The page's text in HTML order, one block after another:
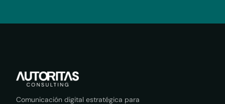
Comunicación digital estratégica para